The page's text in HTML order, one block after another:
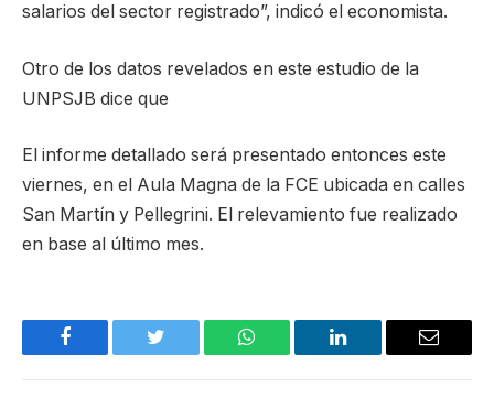
salarios del sector registrado”, indicó el economista.
Otro de los datos revelados en este estudio de la
UNPSJB dice que
El informe detallado será presentado entonces este
viernes, en el Aula Magna de la FCE ubicada en calles
San Martín y Pellegrini. El relevamiento fue realizado
en base al último mes.
Facebook Twitter WhatsApp LinkedIn Email